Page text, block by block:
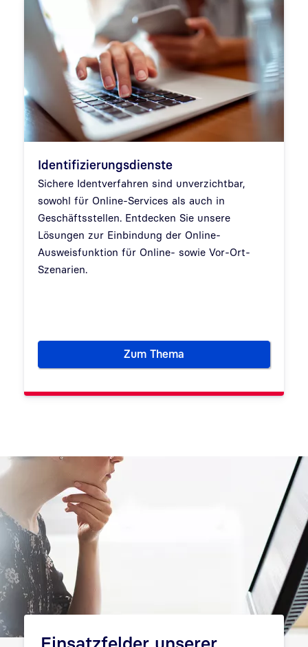
Identifizierungsdienste
Sichere Identverfahren sind unverzichtbar,
sowohl für Online-Services als auch in
Geschäftsstellen. Entdecken Sie unsere
Lösungen zur Einbindung der Online-
Ausweisfunktion für Online- sowie Vor-Ort-
Szenarien.
Zum ThemaIdentifizierungsdienste